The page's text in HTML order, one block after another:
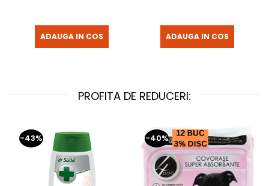
ADAUGA IN COS ADAUGA IN COS
PROFITA DE REDUCERI:
-43% -40%